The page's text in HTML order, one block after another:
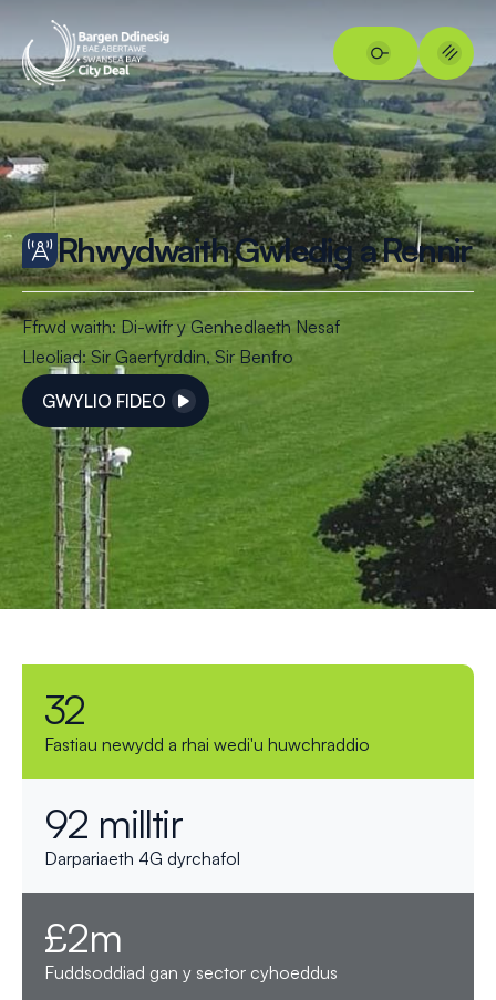
Rhwydwaith Gwledig a Rennir
Ffrwd waith: Di-wifr y Genhedlaeth Nesaf
Lleoliad: Sir Gaerfyrddin, Sir Benfro
GWYLIO FIDEO
32
Fastiau newydd a rhai wedi'u huwchraddio
92 milltir
Darpariaeth 4G dyrchafol
£2m
Fuddsoddiad gan y sector cyhoeddus